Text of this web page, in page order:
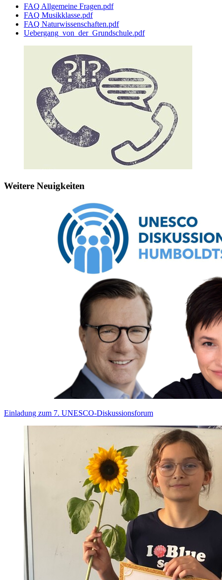
FAQ Allgemeine Fragen.pdf
FAQ Musikklasse.pdf
FAQ Naturwissenschaften.pdf
Uebergang_von_der_Grundschule.pdf
Weitere Neuigkeiten
Einladung zum 7. UNESCO-Diskussionsforum